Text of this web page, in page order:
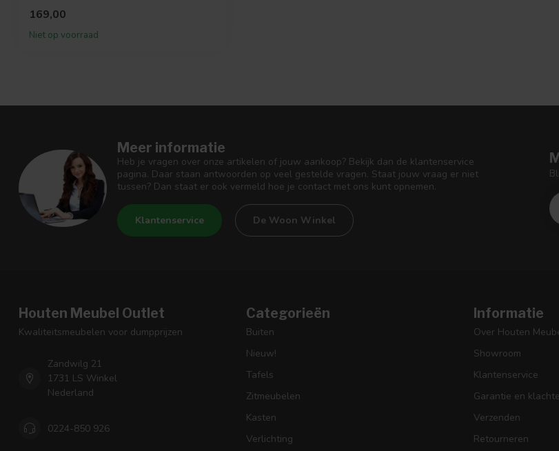
169,00
Niet op voorraad
Meer informatie
Heb je vragen over onze artikelen of jouw aankoop? Bekijk dan de klantenservice
pagina. Daar staan antwoorden op veel gestelde vragen. Staat jouw vraag er niet
tussen? Dan staat er ook vermeld hoe je contact met ons kunt opnemen.
Klantenservice De Woon Winkel
Houten Meubel Outlet
Kwaliteitsmeubelen voor dumpprijzen
Zandwilg 21
1731 LS Winkel
Nederland
0224-850 926
Categorieën
Buiten
Nieuw!
Tafels
Zitmeubelen
Kasten
Verlichting
Informatie
Over Houten
Showroom
Klantenservice
Garantie en
Verzenden
Retourneren